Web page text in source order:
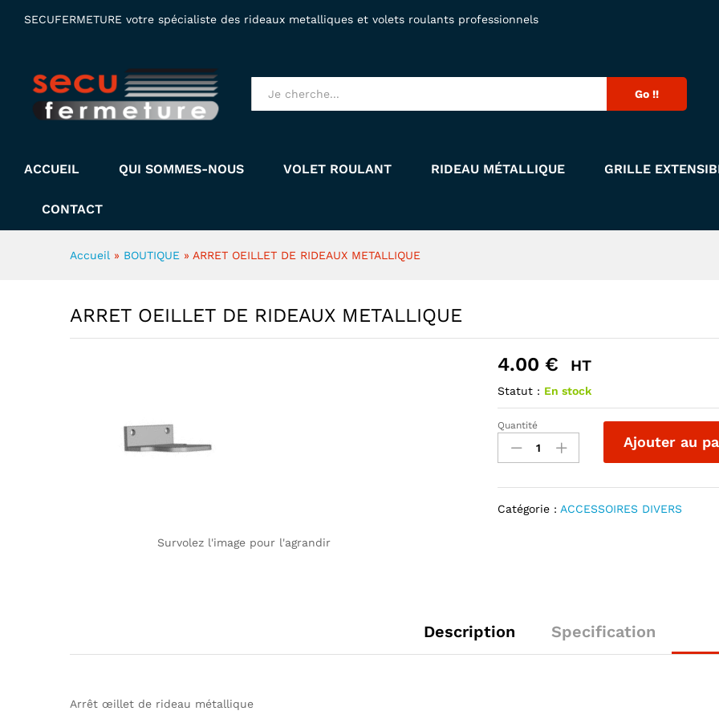
SECUFERMETURE votre spécialiste des rideaux metalliques et volets roulants professionnels
Tous produits Go !!
ACCUEIL QUI SOMMES-NOUS VOLET ROULANT RIDEAU MÉTALLIQUE GRILLE
CONTACT
Accueil » BOUTIQUE » ARRET OEILLET DE RIDEAUX METALLIQUE
ARRET OEILLET DE RIDEAUX METALLIQUE
Survolez l'image pour l'agrandir
4.00 € HT
Statut : En stock
ARRET
OEILLET
DE
quantité
Quantité
Ajouter au
Catégorie : ACCESSOIRES DIVERS
Description Specification
Arrêt œillet de rideau métallique
Description Specification